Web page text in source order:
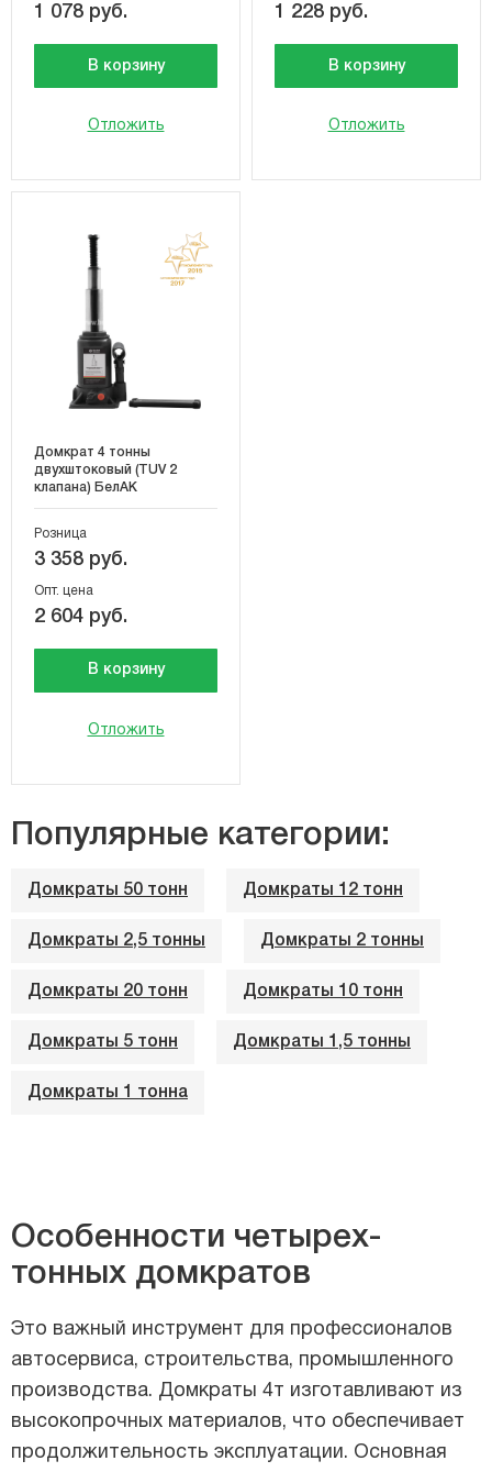
1 078 руб.
В корзину
Отложить
1 228 руб.
В корзину
Отложить
Домкрат 4 тонны
двухштоковый (TUV 2
клапана) БелАК
Розница
3 358 руб.
Опт. цена
2 604 руб.
В корзину
Отложить
Популярные категории:
Домкраты 50 тонн Домкраты 12 тонн
Домкраты 2,5 тонны Домкраты 2 тонны
Домкраты 20 тонн Домкраты 10 тонн
Домкраты 5 тонн Домкраты 1,5 тонны
Домкраты 1 тонна
Особенности четырех-
тонных домкратов
Это важный инструмент для профессионалов
автосервиса, строительства, промышленного
производства. Домкраты 4т изготавливают из
высокопрочных материалов, что обеспечивает
продолжительность эксплуатации. Основная